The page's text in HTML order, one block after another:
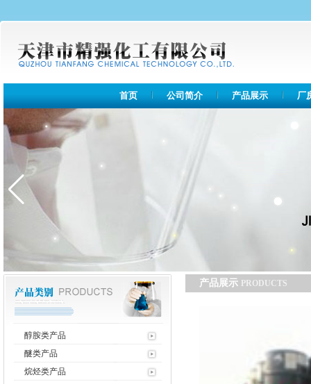
首页 公司简介 产品展示 厂
醇胺类产品
醚类产品
烷烃类产品
产品展示 PRODUCTS